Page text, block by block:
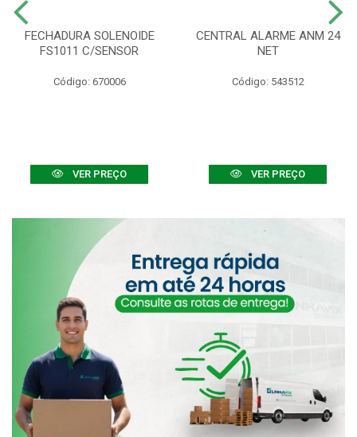
FECHADURA SOLENOIDE
FS1011 C/SENSOR
Código: 670006
VER PREÇO
CENTRAL ALARME ANM 24
NET
Código: 543512
VER PREÇO